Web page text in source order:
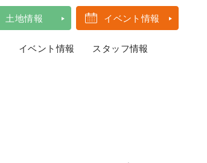
土地情報 イベント情報
イベント情報 スタッフ情報